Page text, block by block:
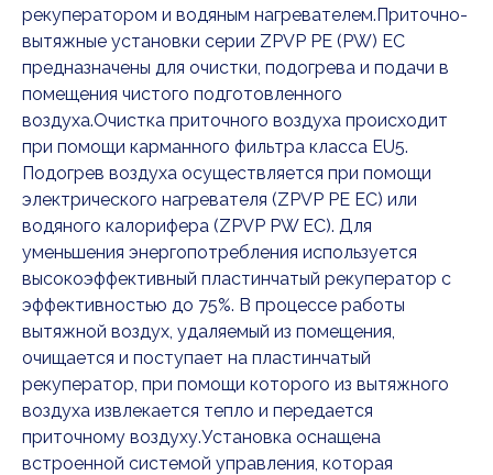
рекуператором и водяным нагревателем.Приточно-
вытяжные установки серии ZPVP PE (PW) EC
предназначены для очистки, подогрева и подачи в
помещения чистого подготовленного
воздуха.Очистка приточного воздуха происходит
при помощи карманного фильтра класса EU5.
Подогрев воздуха осуществляется при помощи
электрического нагревателя (ZPVP PE EC) или
водяного калорифера (ZPVP PW EC). Для
уменьшения энергопотребления используется
высокоэффективный пластинчатый рекуператор с
эффективностью до 75%. В процессе работы
вытяжной воздух, удаляемый из помещения,
очищается и поступает на пластинчатый
рекуператор, при помощи которого из вытяжного
воздуха извлекается тепло и передается
приточному воздуху.Установка оснащена
встроенной системой управления, которая